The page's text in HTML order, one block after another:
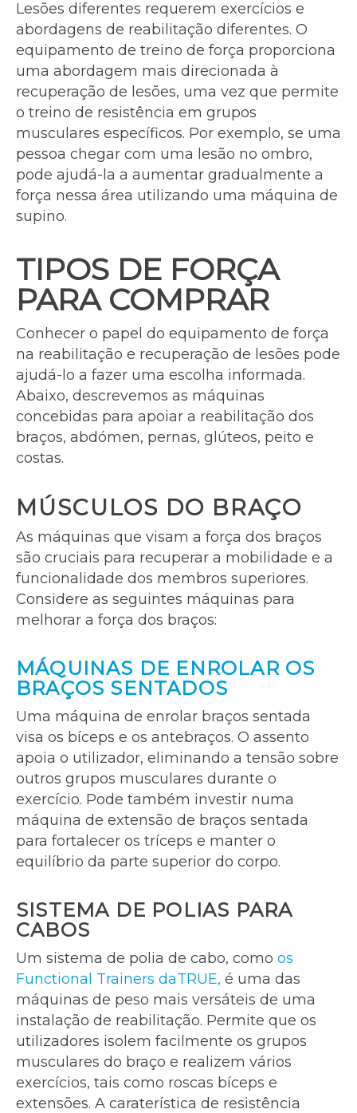
Lesões diferentes requerem exercícios e
abordagens de reabilitação diferentes. O
equipamento de treino de força proporciona
uma abordagem mais direcionada à
recuperação de lesões, uma vez que permite
o treino de resistência em grupos
musculares específicos. Por exemplo, se uma
pessoa chegar com uma lesão no ombro,
pode ajudá-la a aumentar gradualmente a
força nessa área utilizando uma máquina de
supino.
TIPOS DE FORÇA
PARA COMPRAR
Conhecer o papel do equipamento de força
na reabilitação e recuperação de lesões pode
ajudá-lo a fazer uma escolha informada.
Abaixo, descrevemos as máquinas
concebidas para apoiar a reabilitação dos
braços, abdómen, pernas, glúteos, peito e
costas.
MÚSCULOS DO BRAÇO
As máquinas que visam a força dos braços
são cruciais para recuperar a mobilidade e a
funcionalidade dos membros superiores.
Considere as seguintes máquinas para
melhorar a força dos braços:
MÁQUINAS DE ENROLAR OS
BRAÇOS SENTADOS
Uma máquina de enrolar braços sentada
visa os bíceps e os antebraços. O assento
apoia o utilizador, eliminando a tensão sobre
outros grupos musculares durante o
exercício. Pode também investir numa
máquina de extensão de braços sentada
para fortalecer os tríceps e manter o
equilíbrio da parte superior do corpo.
SISTEMA DE POLIAS PARA
CABOS
Um sistema de polia de cabo, como os
Functional Trainers daTRUE, é uma das
máquinas de peso mais versáteis de uma
instalação de reabilitação. Permite que os
utilizadores isolem facilmente os grupos
musculares do braço e realizem vários
exercícios, tais como roscas bíceps e
extensões. A caraterística de resistência